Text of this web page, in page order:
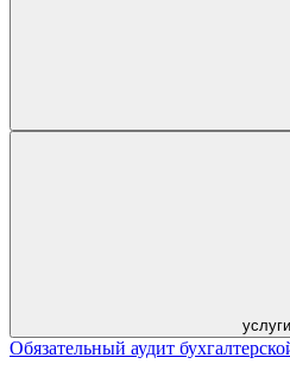
услуги
Обязательный аудит